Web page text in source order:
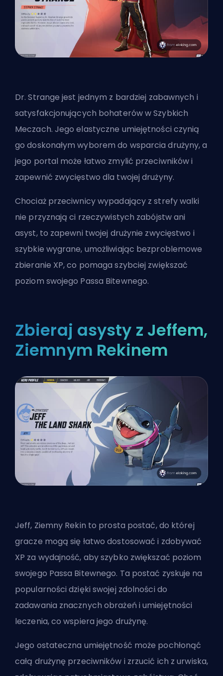
Dr. Strange jest jednym z bardziej zabawnych i
satysfakcjonujących bohaterów w Szybkich
Meczach. Jego elastyczne umiejętności czynią
go doskonałym wyborem do wsparcia drużyny, a
jego portal może łatwo zmylić przeciwników i
zapewnić zwycięstwo dla twojej drużyny.
Chociaż przeciwnicy wypadający z strefy walki
nie przyznają ci rzeczywistych zabójstw ani
asyst, to zapewni twojej drużynie zwycięstwo i
szybkie wygrane, umożliwiając bezproblemowe
zbieranie XP, co pomaga szybciej zwiększać
poziom swojego Passa Bitewnego.
Zbieraj asysty z Jeffem,
Ziemnym Rekinem
Jeff, Ziemny Rekin to prosta postać, do której
gracze mogą się łatwo dostosować i zdobywać
XP za wydajność, aby szybko zwiększać poziom
swojego Passa Bitewnego. Ta postać zyskuje na
popularności dzięki swojej zdolności do
zadawania znacznych obrażeń i umiejętności
leczenia, co wspiera jego drużynę.
Jego ostateczna umiejętność może pochłonąć
całą drużynę przeciwników i zrzucić ich z urwiska,